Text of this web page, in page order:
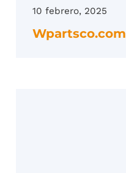
10 febrero, 2025
Wpartsco.com